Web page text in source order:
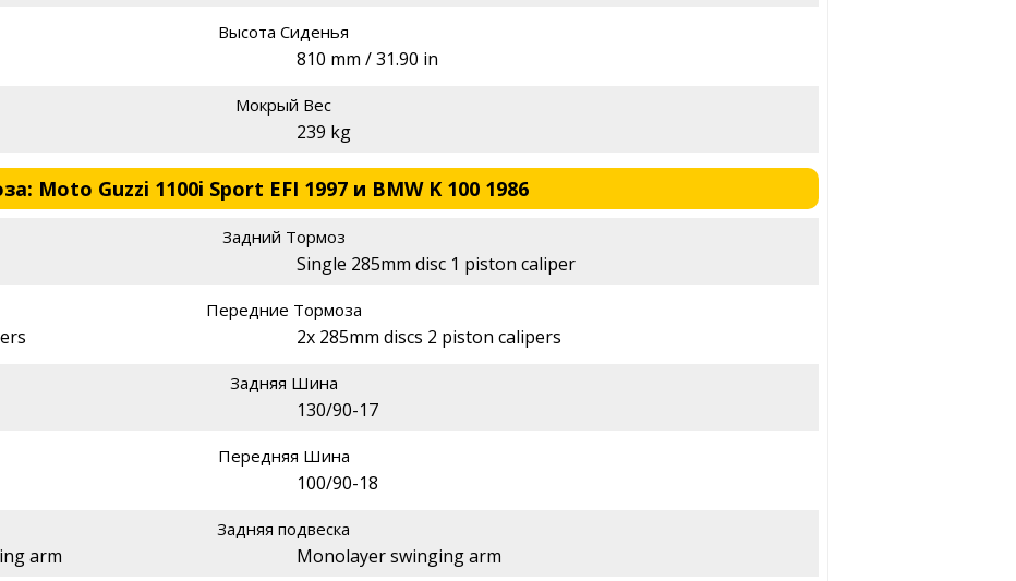
Высота Сиденья
810 mm / 31.90 in
Мокрый Вес
239 kg
Moto Guzzi 1100i Sport EFI 1997 и BMW K 100 1986
Задний Тормоз
Single 285mm disc 1 piston caliper
Передние Тормоза
2x 285mm discs 2 piston calipers
Задняя Шина
130/90-17
Передняя Шина
100/90-18
Задняя подвеска
arm Monolayer swinging arm